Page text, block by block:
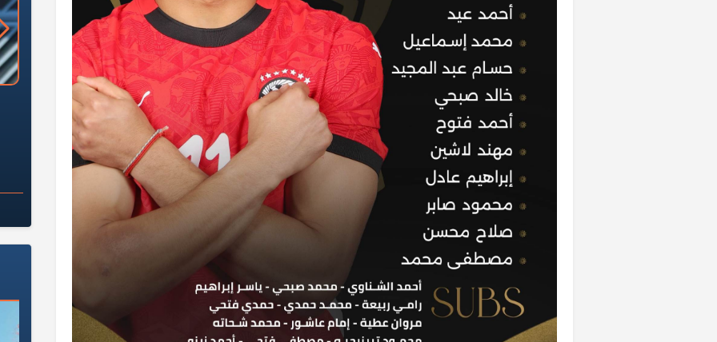
«وزارة الآثار»: العُثور على 10 توابيت
خشبية بفناء مقبرة "باكي"
سلامة الغذاء: 285 ألف طن صادرات
غذائية في أسبوع